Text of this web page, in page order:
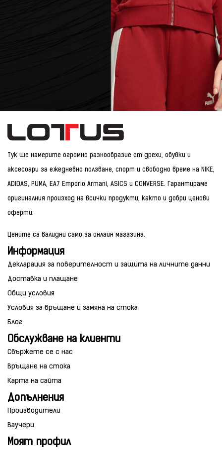
Тук ще намерите огромно разнообразие от дрехи, обувки и
аксесоари за ежедневно ползване, спорт и свободно време на NIKE,
ADIDAS, PUMA, EA7 Emporio Armani, ASICS и CONVERSE. Гарантираме
оригиналния произход на всички продукти, както и добри ценови
оферти.
Цените са валидни само за онлайн магазина.
Информация
Декларация за поверителност и защита на личните данни
Доставка и плащане
Общи условия
Условия за връщане и замяна на стока
Блог
Обслужване на клиенти
Свържете се с нас
Връщане на стока
Карта на сайта
Допълнения
Производители
Ваучери
Моят профил